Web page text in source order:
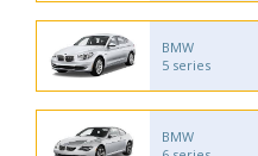
BMW
5 series
BMW